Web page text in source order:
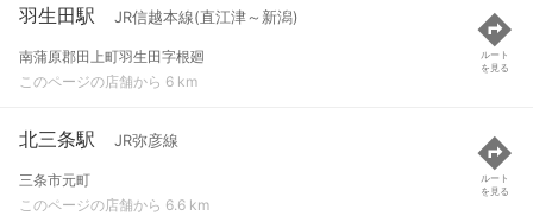
羽生田駅 JR信越本線(直江津～新潟)
南蒲原郡田上町羽生田字根廻
このページの店舗から 6 km
ルート
を見る
北三条駅 JR弥彦線
三条市元町
このページの店舗から 6.6 km
ルート
を見る